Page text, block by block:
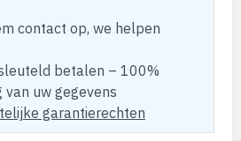
contact op, we helpen
betalen – 100%
van uw gegevens
garantierechten